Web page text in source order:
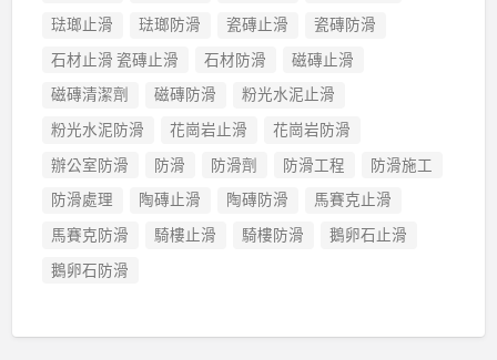
琺瑯止滑
琺瑯防滑 瓷磚止滑
瓷磚防滑
石材止滑 瓷磚止滑
石材防滑
磁磚止滑
磁磚清潔劑
磁磚防滑
粉光水泥止滑
粉光水泥防滑
花崗岩止滑
花崗岩防滑
辦公室防滑
防滑 防滑劑 防滑工程
防滑施工
防滑處理
陶磚止滑 陶磚防滑
馬賽克止滑
馬賽克防滑
騎樓止滑 騎樓防滑
鵝卵石止滑
鵝卵石防滑